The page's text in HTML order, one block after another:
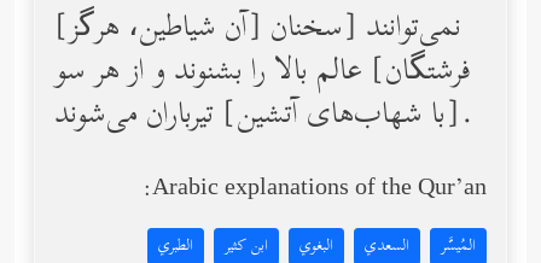
[آن شیاطین، هرگز] نمی‌توانند [سخنان
فرشتگان] عالم بالا را بشنوند و از هر سو
[با شهاب‌های آتشین] تیرباران می‌شوند.
Arabic explanations of the Qur’an:
المُيسَّر السعدي البغوي ابن كثير الطبري